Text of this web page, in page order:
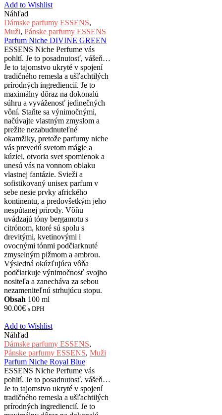
Add to Wishlist
Náhľad
Dámske parfumy ESSENS,
Muži, Pánske parfumy ESSENS
Parfum Niche DIVINE GREEN
ESSENS Niche Perfume vás
pohltí. Je to posadnutosť, vášeň…
Je to tajomstvo ukryté v spojení
tradičného remesla a ušľachtilých
prírodných ingrediencií. Je to
maximálny dôraz na dokonalú
súhru a vyváženosť jedinečných
vôní. Staňte sa výnimočnými,
načúvajte vlastným zmyslom a
prežite nezabudnuteľné
okamžiky, pretože parfumy niche
vás prevedú svetom mágie a
kúziel, otvoria svet spomienok a
unesú vás na vonnom oblaku
vlastnej fantázie. Svieži a
sofistikovaný unisex parfum v
sebe nesie prvky afrického
kontinentu, a predovšetkým jeho
nespútanej prírody. Vôňu
uvádzajú tóny bergamotu s
citrónom, ktoré sú spolu s
drevitými, kvetinovými i
ovocnými tónmi podčiarknuté
zmyselným pižmom a ambrou.
Výsledná okúzľujúca vôňa
podčiarkuje výnimočnosť svojho
nositeľa a zanecháva za sebou
nezameniteľnú strhujúcu stopu.
Obsah 100 ml
90.00€ s DPH
Add to Wishlist
Náhľad
Dámske parfumy ESSENS,
Pánske parfumy ESSENS, Muži
Parfum Niche Royal Blue
ESSENS Niche Perfume vás
pohltí. Je to posadnutosť, vášeň…
Je to tajomstvo ukryté v spojení
tradičného remesla a ušľachtilých
prírodných ingrediencií. Je to